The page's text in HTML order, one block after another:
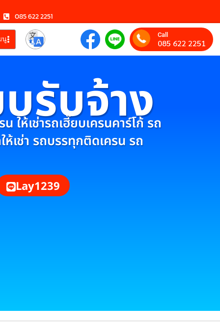
085 622 2251
นู Call
085 622 2251
รับจ้าง
ให้เช่ารถเฮี๊ยบเครนคาร์โก้ รถ
ห้เช่า รถบรรทุกติดเครน รถ
Lay1239